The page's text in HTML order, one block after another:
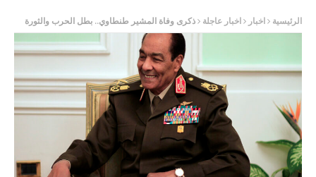
الرئيسية اخبار اخبار عاجلة ذكرى وفاة المشير طنطاوي.. بطل الحرب والثورة